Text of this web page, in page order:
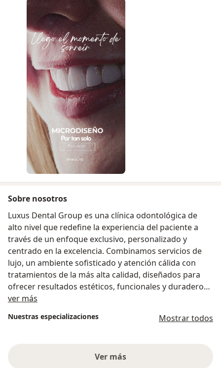
Sobre nosotros
Luxus Dental Group es una clínica odontológica de
alto nivel que redefine la experiencia del paciente a
través de un enfoque exclusivo, personalizado y
centrado en la excelencia. Combinamos servicios de
lujo, un ambiente sofisticado y atención cálida con
tratamientos de la más alta calidad, diseñados para
ofrecer resultados estéticos, funcionales y duraderos.
digital, cirugía guiada y rehabilitación oral, lo que
conformado por especialistas altamente calificados,
ver más
Nuestras especializaciones Mostrar todos
Ver más